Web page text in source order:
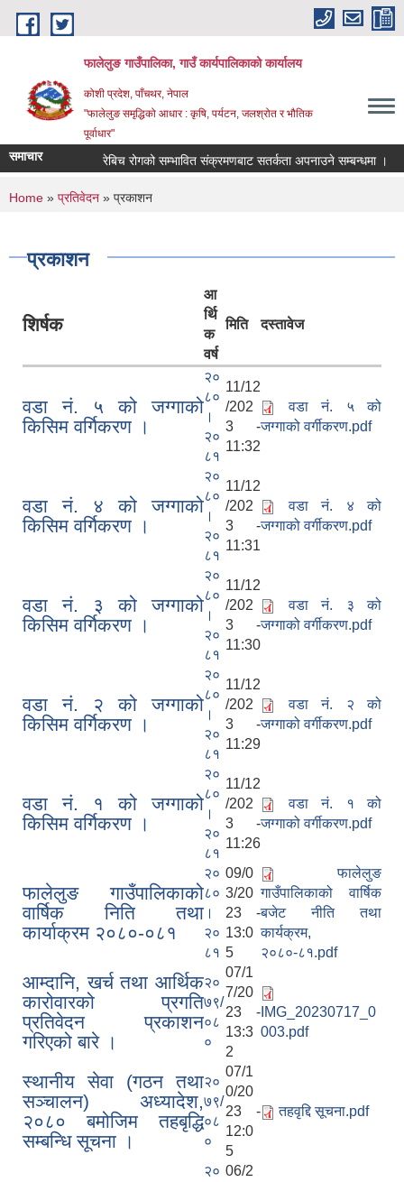
Skip to main content
फालेलुङ गाउँपालिका, गाउँ कार्यपालिकाको कार्यालय
कोशी प्रदेश, पाँचथर, नेपाल
"फालेलुङ समृद्धिको आधार : कृषि, पर्यटन, जलश्रोत र भौतिक
पूर्वाधार"
समाचार रेबिच रोगको सम्भावित संक्रमणबाट सतर्कता अपनाउने सम्बन्धमा ।
You are here
Home » प्रतिवेदन » प्रकाशन
प्रकाशन
शिर्षक
आ
र्थि
क
वर्ष
मिति दस्तावेज
वडा नं. ५ को जग्गाको
किसिम वर्गिकरण ।
२०
८०
।
२०
८१
11/12
/202
3 -
11:32
वडा नं. ५ को
जग्गाको वर्गीकरण.pdf
वडा नं. ४ को जग्गाको
किसिम वर्गिकरण ।
२०
८०
।
२०
८१
11/12
/202
3 -
11:31
वडा नं. ४ को
जग्गाको वर्गीकरण.pdf
वडा नं. ३ को जग्गाको
किसिम वर्गिकरण ।
२०
८०
।
२०
८१
11/12
/202
3 -
11:30
वडा नं. ३ को
जग्गाको वर्गीकरण.pdf
वडा नं. २ को जग्गाको
किसिम वर्गिकरण ।
२०
८०
।
२०
८१
11/12
/202
3 -
11:29
वडा नं. २ को
जग्गाको वर्गीकरण.pdf
वडा नं. १ को जग्गाको
किसिम वर्गिकरण ।
२०
८०
।
२०
८१
11/12
/202
3 -
11:26
वडा नं. १ को
जग्गाको वर्गीकरण.pdf
फालेलुङ गाउँपालिकाको
वार्षिक निति तथा
कार्याक्रम २०८०-०८१
२०
८०
।
२०
८१
09/0
3/20
23 -
13:0
5
फालेलुङ
गाउँपालिकाको वार्षिक
बजेट नीति तथा
कार्यक्रम,
२०८०-८१.pdf
आम्दानि, खर्च तथा आर्थिक
कारोवारको प्रगति
प्रतिवेदन प्रकाशन
गरिएको बारे ।
२०
७९/
०८
०
07/1
7/20
23 -
13:3
2
IMG_20230717_0
003.pdf
स्थानीय सेवा (गठन तथा
सञ्चालन) अध्यादेश,
२०८० बमोजिम तहबृद्धि
सम्बन्धि सूचना ।
२०
७९/
०८
०
07/1
0/20
23 -
12:0
5
तहवृद्दि सूचना.pdf
२० 06/2